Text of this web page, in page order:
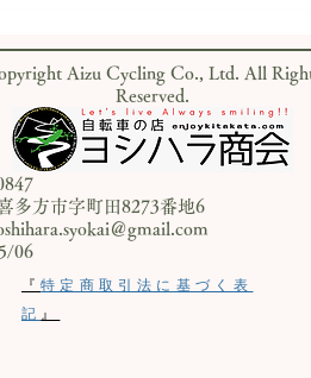
ロングライドをさらに快適
！
Aizu Cycling Co., Ltd. All
Reserved.
多方市字町田8273番地6
＠gmail.com
06
『特定商取引法に基づく表
記 』